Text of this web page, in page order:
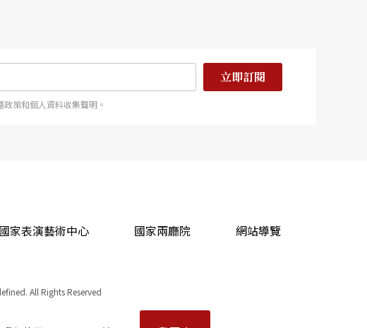
立即訂閱
策和個人資料收集聲明。
國家表演藝術中心 國家兩廳院 網站導覽
All Rights Reserved